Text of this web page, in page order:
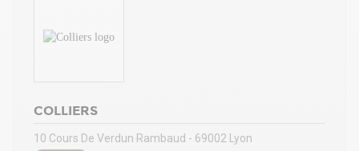
COLLIERS
10 Cours De Verdun Rambaud - 69002 Lyon